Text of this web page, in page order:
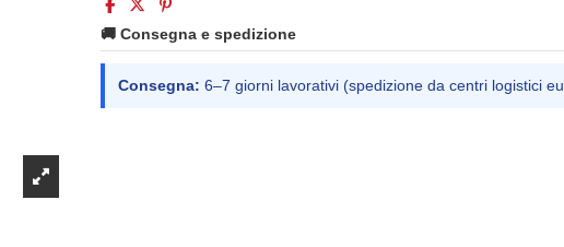
🚚 Consegna e spedizione
Consegna: 6–7 giorni lavorativi (spedizione da centri logistici